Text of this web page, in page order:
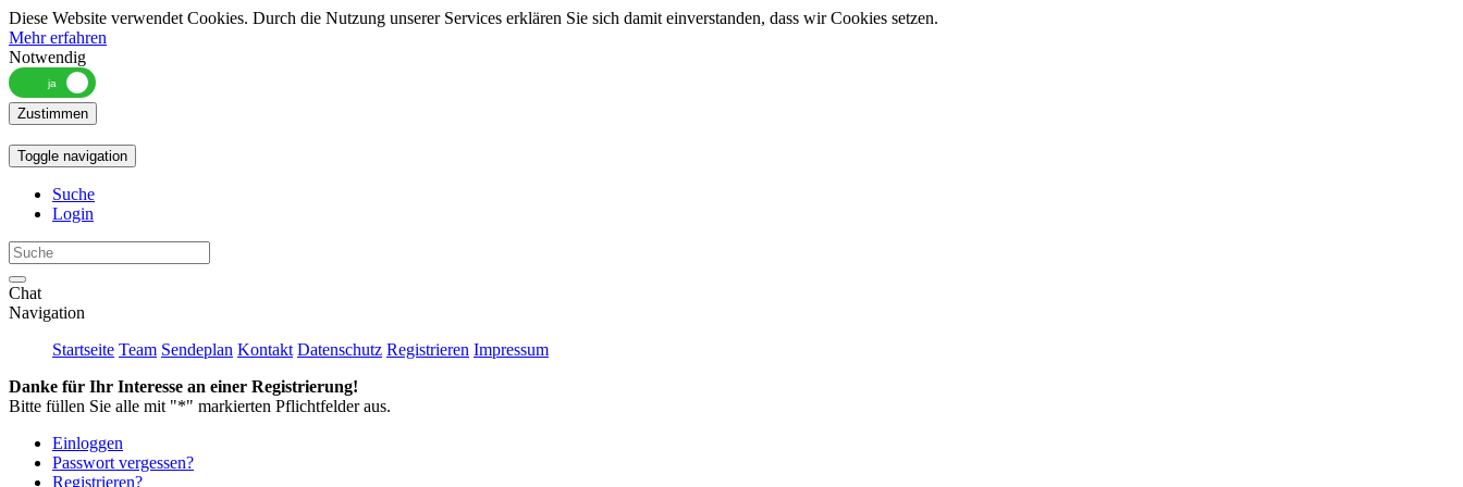
Diese Website verwendet Cookies. Durch die Nutzung unserer Services erklären Sie sich damit einverstanden, dass wir Cookies setzen.
Mehr erfahren
Notwendig
Zustimmen
Toggle navigation
Suche
Login
Chat
Navigation
Startseite Team Sendeplan Kontakt Datenschutz Registrieren Impressum
Danke für Ihr Interesse an einer Registrierung!
Bitte füllen Sie alle mit "*" markierten Pflichtfelder aus.
Einloggen
Passwort vergessen?
Registrieren?